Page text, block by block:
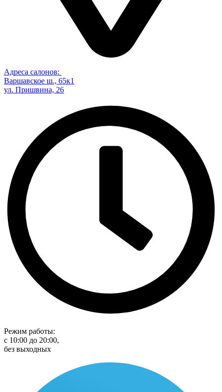
Адреса салонов:
Варшавское ш., 65к1
ул. Пришвина, 26
Режим работы:
с 10:00 до 20:00,
без выходных